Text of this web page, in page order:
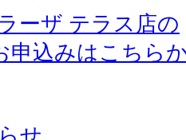
ーザ テラス店の
申込みはこちら
せ